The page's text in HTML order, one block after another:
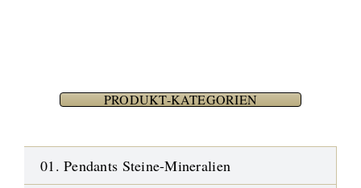
PRODUKT-KATEGORIEN
01. Pendants Steine-Mineralien